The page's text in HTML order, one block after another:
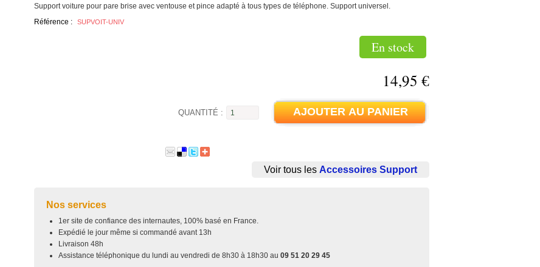
Support voiture pour pare brise avec ventouse et pince adapté à tous types de téléphone. Support universel.
Référence :
SUPVOIT-UNIV
En stock
14,95 €
QUANTITÉ :
Voir tous les Accessoires Support
Nos services
1er site de confiance des internautes, 100% basé en France.
Expédié le jour même si commandé avant 13h
Livraison 48h
Assistance téléphonique du lundi au vendredi de 8h30 à 18h30 au 09 51 20 29 45